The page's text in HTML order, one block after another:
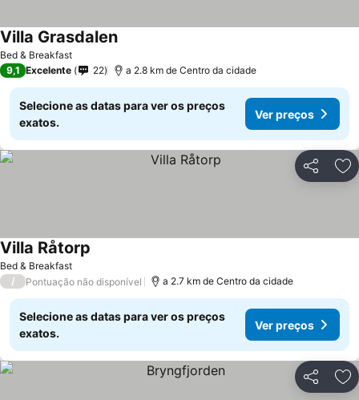
Bed & Breakfast
Villa Grasdalen
9,1 Excelente 22 a 2.8 km de Centro da cidade
Selecione as datas para ver os preços
exatos.
Ver preços
Partilhar
Bed & Breakfast
Villa Råtorp
/ Pontuação não disponível a 2.7 km de Centro da cidade
Selecione as datas para ver os preços
exatos.
Ver preços
Partilhar